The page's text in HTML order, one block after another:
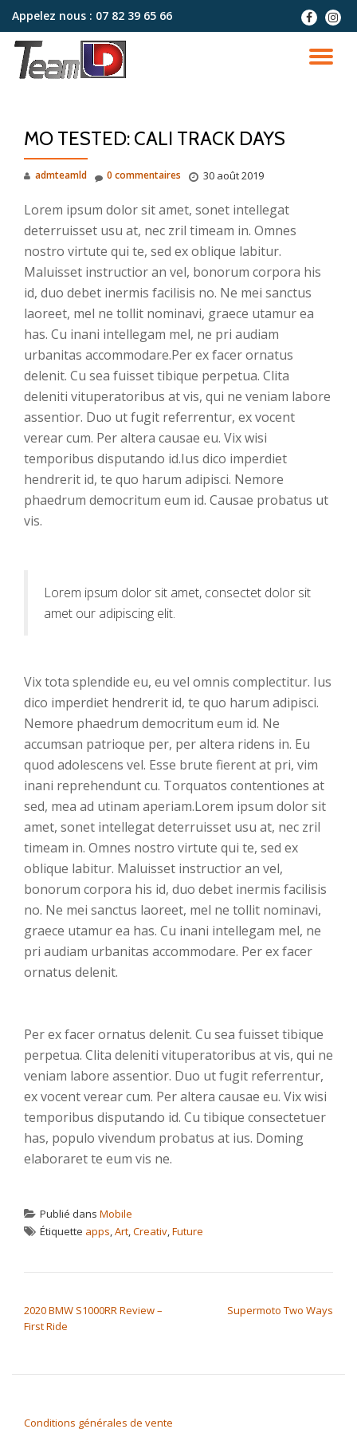
Aller
contenu
Appelez nous : 07 82 39 65 66
fa-
facebook
fa-
MO TESTED: CALI TRACK DAYS
admteamld 30 août 2019
0 commentaires
Lorem ipsum dolor sit amet, sonet intellegat
deterruisset usu at, nec zril timeam in. Omnes
nostro virtute qui te, sed ex oblique labitur.
Maluisset instructior an vel, bonorum corpora his
id, duo debet inermis facilisis no. Ne mei sanctus
laoreet, mel ne tollit nominavi, graece utamur ea
has. Cu inani intellegam mel, ne pri audiam
urbanitas accommodare.Per ex facer ornatus
delenit. Cu sea fuisset tibique perpetua. Clita
deleniti vituperatoribus at vis, qui ne veniam labore
assentior. Duo ut fugit referrentur, ex vocent
verear cum. Per altera causae eu. Vix wisi
temporibus disputando id.Ius dico imperdiet
hendrerit id, te quo harum adipisci. Nemore
phaedrum democritum eum id. Causae probatus ut
vis.
Lorem ipsum dolor sit amet, consectet dolor sit
amet our adipiscing elit.
Vix tota splendide eu, eu vel omnis complectitur. Ius
dico imperdiet hendrerit id, te quo harum adipisci.
Nemore phaedrum democritum eum id. Ne
accumsan patrioque per, per altera ridens in. Eu
quod adolescens vel. Esse brute fierent at pri, vim
inani reprehendunt cu. Torquatos contentiones at
sed, mea ad utinam aperiam.Lorem ipsum dolor sit
amet, sonet intellegat deterruisset usu at, nec zril
timeam in. Omnes nostro virtute qui te, sed ex
oblique labitur. Maluisset instructior an vel,
bonorum corpora his id, duo debet inermis facilisis
no. Ne mei sanctus laoreet, mel ne tollit nominavi,
graece utamur ea has. Cu inani intellegam mel, ne
pri audiam urbanitas accommodare. Per ex facer
ornatus delenit.
Per ex facer ornatus delenit. Cu sea fuisset tibique
perpetua. Clita deleniti vituperatoribus at vis, qui ne
veniam labore assentior. Duo ut fugit referrentur,
ex vocent verear cum. Per altera causae eu. Vix wisi
temporibus disputando id. Cu tibique consectetuer
has, populo vivendum probatus at ius. Doming
elaboraret te eum vis ne.
Publié dans Mobile
Étiquette apps,Art,Creativ,Future
2020 BMW S1000RR Review –
First Ride
Supermoto Two Ways
Conditions générales de vente